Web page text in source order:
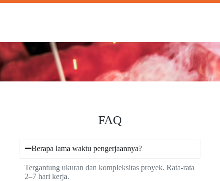
FAQ
Berapa lama waktu pengerjaannya?
Tergantung ukuran dan kompleksitas proyek. Rata-rata
2–7 hari kerja.